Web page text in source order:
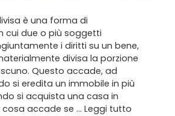
I nostri immobili
Blog
Contatti
è una forma di
cui due o più soggetti
i diritti su un bene,
divisa la porzione
Questo accade, ad
si eredita un immobile in più
si acquista una casa in
cosa accade se … Leggi tutto